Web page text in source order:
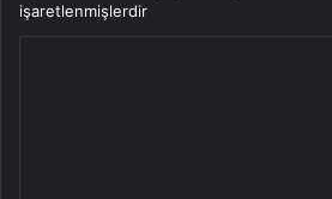
işaretlenmişlerdir